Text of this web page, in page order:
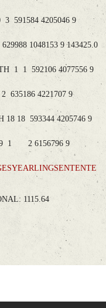
591584 4205046 9
1048153 9 143425.0
1 1 592106 4077556 9
4221707 9
18 593344 4205746 9
1 2 6156796 9
1115.64